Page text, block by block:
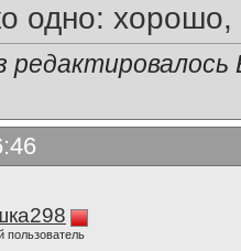
одно:
пользователь